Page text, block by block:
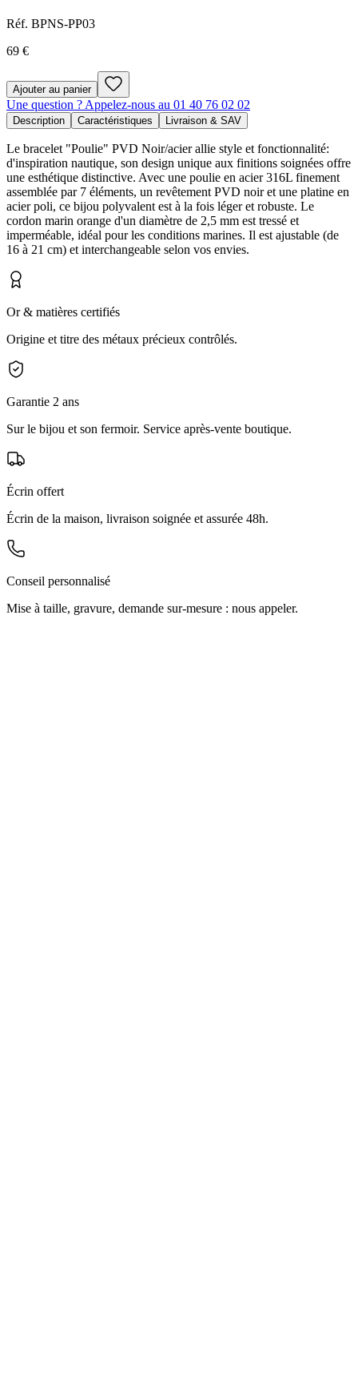
Réf. BPNS-PP03
69 €
Ajouter au panier
Une question ? Appelez-nous au 01 40 76 02 02
Description Caractéristiques Livraison & SAV
Le bracelet "Poulie" PVD Noir/acier allie style et fonctionnalité:
d'inspiration nautique, son design unique aux finitions soignées offre
une esthétique distinctive. Avec une poulie en acier 316L finement
assemblée par 7 éléments, un revêtement PVD noir et une platine en
acier poli, ce bijou polyvalent est à la fois léger et robuste. Le
cordon marin orange d'un diamètre de 2,5 mm est tressé et
imperméable, idéal pour les conditions marines. Il est ajustable (de
16 à 21 cm) et interchangeable selon vos envies.
Or & matières certifiés
Origine et titre des métaux précieux contrôlés.
Garantie 2 ans
Sur le bijou et son fermoir. Service après-vente boutique.
Écrin offert
Écrin de la maison, livraison soignée et assurée 48h.
Conseil personnalisé
Mise à taille, gravure, demande sur-mesure : nous appeler.